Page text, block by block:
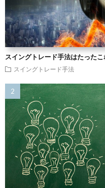
スイングトレード手法はたった
スイングトレード手法